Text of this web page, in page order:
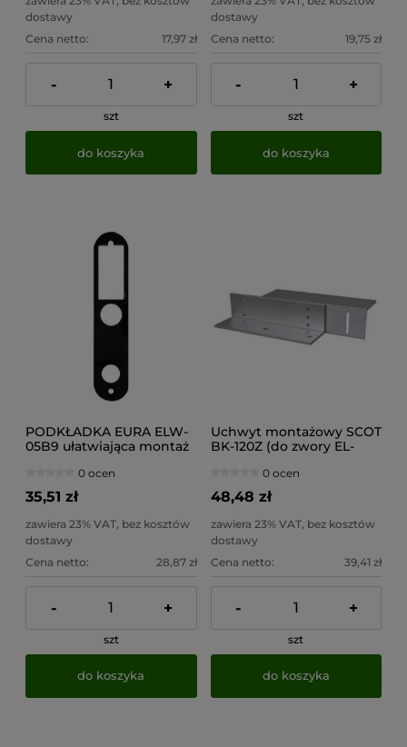
dostawy
Cena netto:
17,97 zł
- +
szt
do koszyka
dostawy
Cena netto:
19,75 zł
- +
szt
do koszyka
PODKŁADKA EURA ELW-
05B9 ułatwiająca montaż
0 ocen
35,51 zł
zawiera 23% VAT, bez kosztów
dostawy
Cena netto:
28,87 zł
- +
szt
do koszyka
Uchwyt montażowy SCOT
BK-120Z (do zwory EL-
0 ocen
48,48 zł
zawiera 23% VAT, bez kosztów
dostawy
Cena netto:
39,41 zł
- +
szt
do koszyka